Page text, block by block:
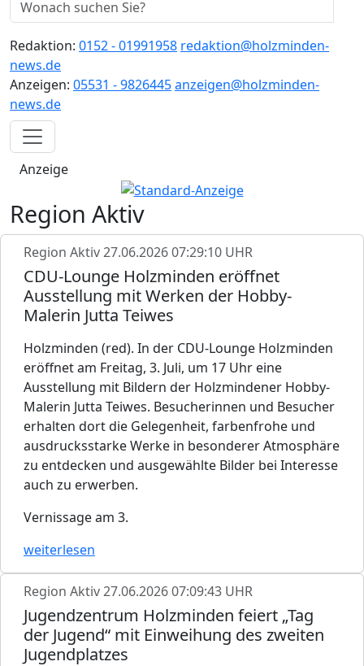
Redaktion: 0152 - 01991958 redaktion@holzminden-
news.de
Anzeigen: 05531 - 9826445anzeigen@holzminden-
news.de
Anzeige
Region Aktiv
Region Aktiv27.06.2026 07:29:10 UHR
CDU-Lounge Holzminden eröffnet
Ausstellung mit Werken der Hobby-
Malerin Jutta Teiwes
Holzminden (red). In der CDU-Lounge Holzminden
eröffnet am Freitag, 3. Juli, um 17 Uhr eine
Ausstellung mit Bildern der Holzmindener Hobby-
Malerin Jutta Teiwes. Besucherinnen und Besucher
erhalten dort die Gelegenheit, farbenfrohe und
ausdrucksstarke Werke in besonderer Atmosphäre
zu entdecken und ausgewählte Bilder bei Interesse
auch zu erwerben.
Vernissage am 3.
weiterlesen
Region Aktiv27.06.2026 07:09:43 UHR
Jugendzentrum Holzminden feiert „Tag
der Jugend“ mit Einweihung des zweiten
Jugendplatzes